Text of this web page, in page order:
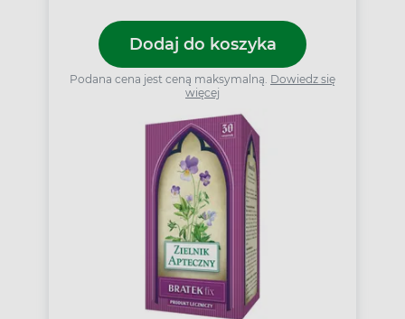
Dodaj do koszyka
Podana cena jest ceną maksymalną. Dowiedz się
więcej